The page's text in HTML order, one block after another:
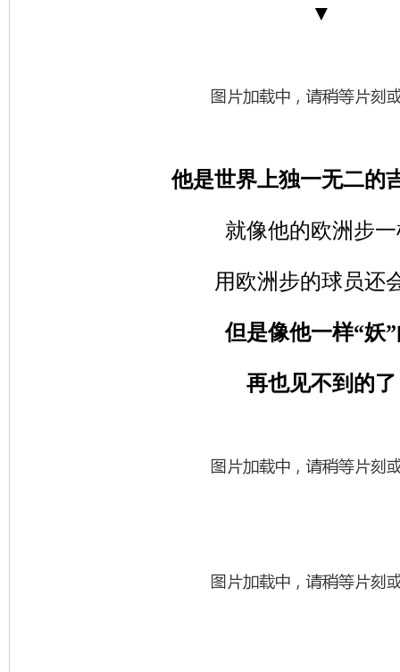
▼
他是世界上独一无二的
就像他的欧洲步
用欧洲步的球员还
但是像他一样“妖
再也见不到的了